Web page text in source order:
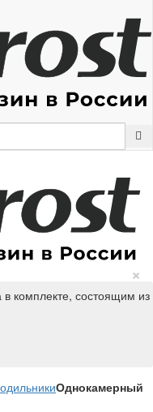
×
в комплекте, состоящим
Однокамерный